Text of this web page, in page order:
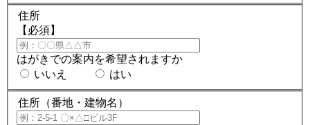
住所
【必須】
はがきでの案内を希望されますか
いいえ
はい
住所（番地・建物名）